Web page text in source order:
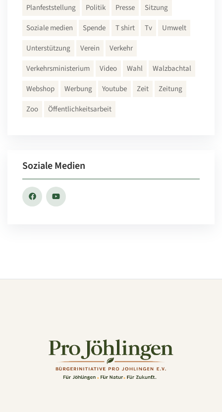
Planfeststellung
Politik Presse
Sitzung
Soziale medien
Spende T shirt Tv
Umwelt
Unterstützung
Verein
Verkehr
Verkehrsministerium
Video Wahl
Walzbachtal
Webshop
Werbung Youtube Zeit
Zeitung
Zoo
Öffentlichkeitsarbeit
Soziale Medien